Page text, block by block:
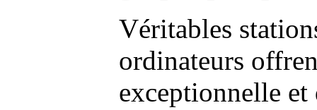
Véritables
ordinateurs
exceptionnelle et